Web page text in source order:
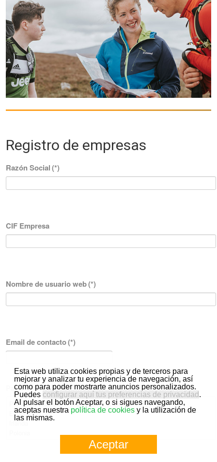
Esta web utiliza cookies propias y de terceros para
mejorar y analizar tu experiencia de navegación, así
como para poder mostrarte anuncios personalizados.
Puedes configurar aquí tus preferencias de privacidad .
Al pulsar el botón Aceptar, o si sigues navegando,
aceptas nuestra política de cookiesy la utilización de
las mismas.
Aceptar
Registro de empresas
Razón Social(*)
CIF Empresa
Nombre de usuario web(*)
Email de contacto(*)
País(*)